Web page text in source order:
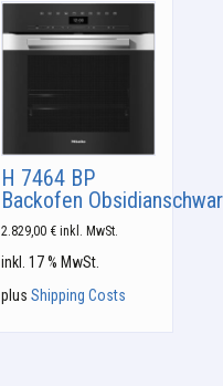
H 7464 BP
Backofen
2.829,00 € inkl. MwSt.
inkl. 17 % MwSt.
plusShipping Costs